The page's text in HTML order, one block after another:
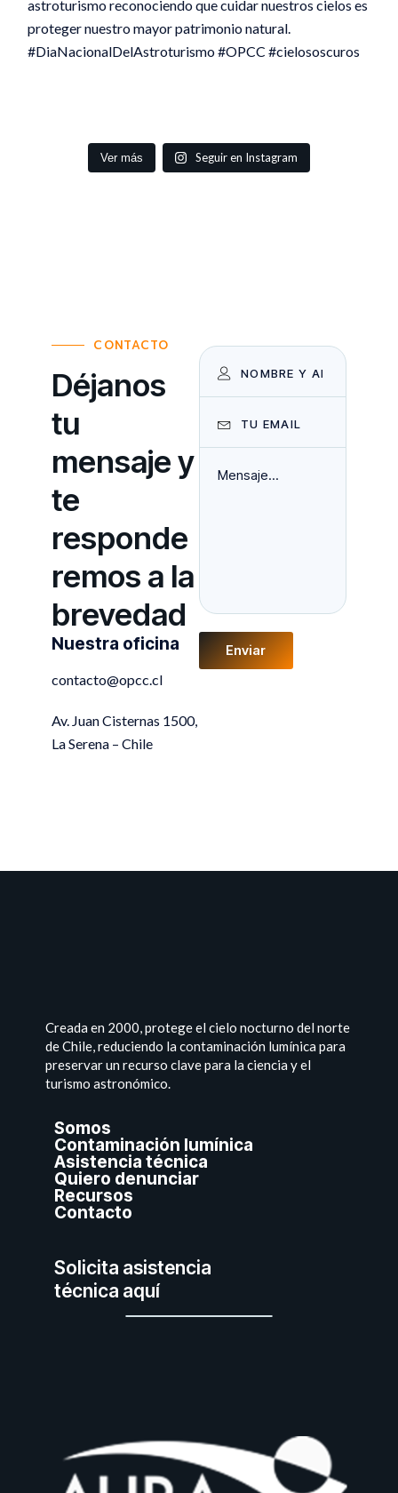
Ver más Seguir en Instagram
CONTACTO
Déjanos
tu
mensaje y
te
responde
remos a la
brevedad
Nuestra oficina
contacto@opcc.cl
Av. Juan Cisternas 1500,
La Serena – Chile
Enviar
Creada en 2000, protege el cielo nocturno del norte
de Chile, reduciendo la contaminación lumínica para
preservar un recurso clave para la ciencia y el
turismo astronómico.
Somos
Contaminación lumínica
Asistencia técnica
Quiero denunciar
Recursos
Contacto
Solicita asistencia
técnica aquí